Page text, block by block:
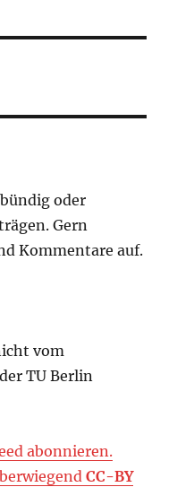
oder
Gern
Kommentare auf.
vom
TU Berlin
abonnieren.
CC-BY